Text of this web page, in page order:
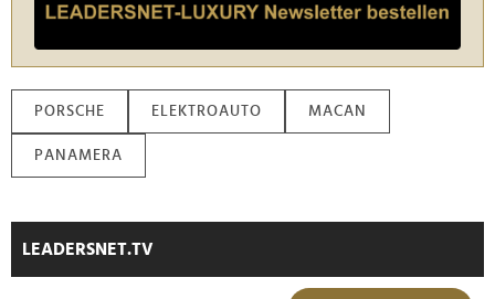
PORSCHE ELEKTROAUTO MACAN
PANAMERA
LEADERSNET.TV